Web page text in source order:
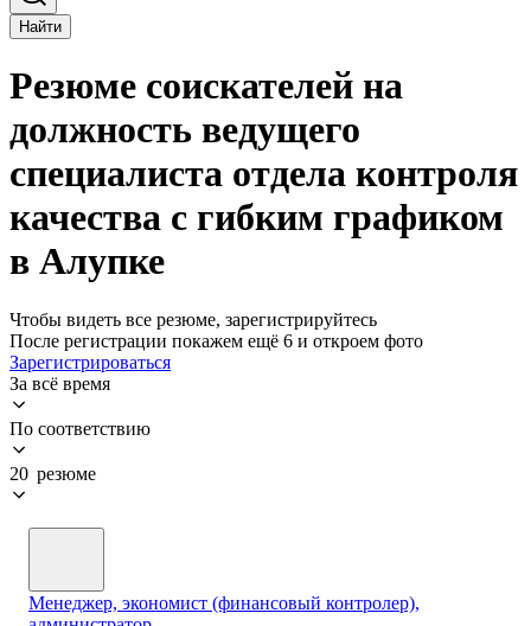
Найти
Резюме соискателей на
должность ведущего
специалиста отдела контроля
качества с гибким графиком
в Алупке
Чтобы видеть все резюме, зарегистрируйтесь
После регистрации покажем ещё 6 и откроем фото
Зарегистрироваться
За всё время
По соответствию
20 резюме
Менеджер, экономист (финансовый контролер),